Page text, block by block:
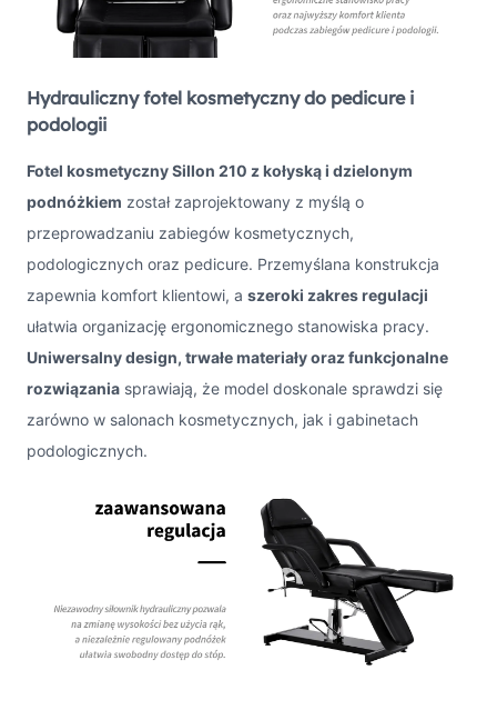
Hydrauliczny fotel kosmetyczny do pedicure i
podologii
Fotel kosmetyczny Sillon 210 z kołyską i dzielonym
podnóżkiem został zaprojektowany z myślą o
przeprowadzaniu zabiegów kosmetycznych,
podologicznych oraz pedicure. Przemyślana konstrukcja
zapewnia komfort klientowi, a szeroki zakres regulacji
ułatwia organizację ergonomicznego stanowiska pracy.
Uniwersalny design, trwałe materiały oraz funkcjonalne
rozwiązania sprawiają, że model doskonale sprawdzi się
zarówno w salonach kosmetycznych, jak i gabinetach
podologicznych.